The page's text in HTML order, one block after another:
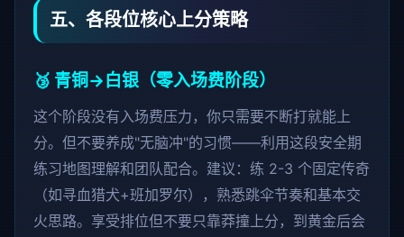
五、各段位核心上分策略
🥉 青铜→白银（零入场费阶段）
这个阶段没有入场费压力，你只需要不断打就能上
分。但不要养成"无脑冲"的习惯——利用这段安全期
练习地图理解和团队配合。建议：练 2-3 个固定传奇
（如寻血猎犬+班加罗尔），熟悉跳伞节奏和基本交
火思路。享受排位但不要只靠莽撞上分，到黄金后会